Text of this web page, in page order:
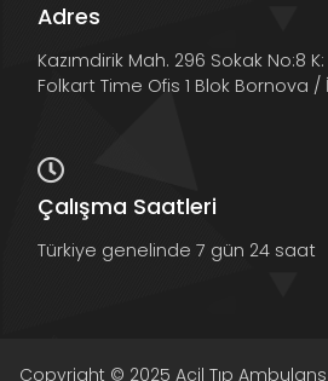
Adres
Kazımdirik Mah. 296 Sokak No:8 K:
Folkart Time Ofis 1 Blok Bornova /
Çalışma Saatleri
Türkiye genelinde 7 gün 24 saat
Copyright © 2025 Acil Tıp